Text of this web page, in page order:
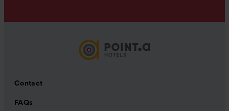
Contact
FAQs